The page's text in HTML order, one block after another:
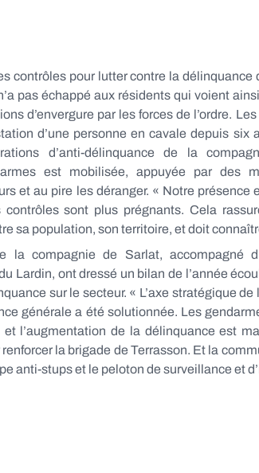
contrôles pour lutter contre la délinquance
pas échappé aux résidents qui voient
d’envergure par les forces de l’ordre.
d’une personne en cavale depuis six
d’anti-délinquance de la
est mobilisée, appuyée par des
et au pire les déranger. « Notre présence
sont plus prégnants. Cela
sa population, son territoire, et doit
la compagnie de Sarlat, accompagné
Lardin, ont dressé un bilan de l’année
sur le secteur. « L’axe stratégique de
générale a été solutionnée. Les
l’augmentation de la délinquance est
la brigade de Terrasson. Et la
anti-stups et le peloton de surveillance et